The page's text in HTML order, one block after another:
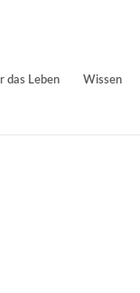
das Leben Wissen